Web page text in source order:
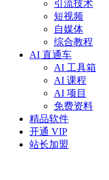
引流技术
短视频
自媒体
综合教程
AI 直通车
AI 工具箱
AI 课程
AI 项目
免费资料
精品软件
开通 VIP
站长加盟